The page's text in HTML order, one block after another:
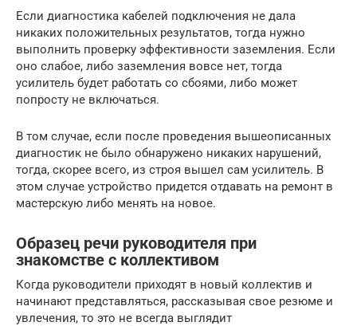
Если диагностика кабелей подключения не дала
никаких положительных результатов, тогда нужно
выполнить проверку эффективности заземления. Если
оно слабое, либо заземления вовсе нет, тогда
усилитель будет работать со сбоями, либо может
попросту не включаться.
В том случае, если после проведения вышеописанных
диагностик не было обнаружено никаких нарушений,
тогда, скорее всего, из строя вышел сам усилитель. В
этом случае устройство придется отдавать на ремонт в
мастерскую либо менять на новое.
Образец речи руководителя при
знакомстве с коллективом
Когда руководители приходят в новый коллектив и
начинают представляться, рассказывая свое резюме и
увлечения, то это не всегда выглядит